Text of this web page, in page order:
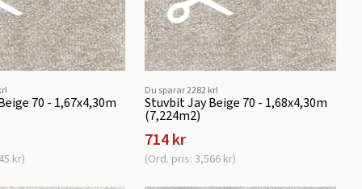
70 - 1,67x4,30m
kr)
Du sparar 2282 kr!
Stuvbit Jay Beige 70 - 1,68x4,30m
(7,224m2)
714 kr
(Ord. pris: 3,566 kr)